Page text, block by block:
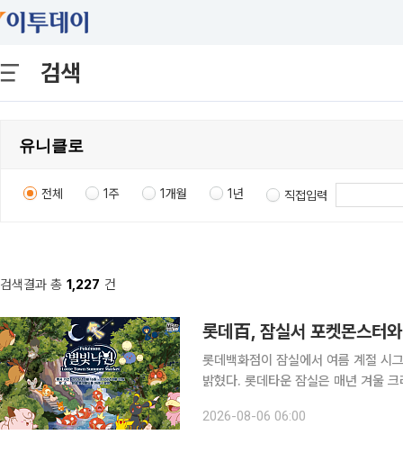
검색
전체 1주 1개월 1년 직접입력
검색결과 총 1,227 건
롯데百, 잠실서 포켓몬스터
롯데백화점이 잠실에서 여름 계절 시
밝혔다. 롯데타운 잠실은 매년 겨울 크리스마스 마켓을 선보여 연말 대표 행사로 자리매김한 데 이
2026-08-06 06:00